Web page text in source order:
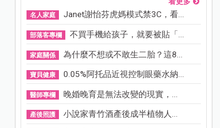
名人家庭 Janet謝怡芬虎媽模式禁3C，看...
部落客專欄 不買手機給孩子，就要被貼「...
家庭關係 為什麼不想或不敢生二胎？這8...
寶貝健康 0.05%阿托品近視控制眼藥水納...
醫師專欄 晚婚晚育是無法改變的現實，...
產後照護 小說家青竹酒產後成半植物人...